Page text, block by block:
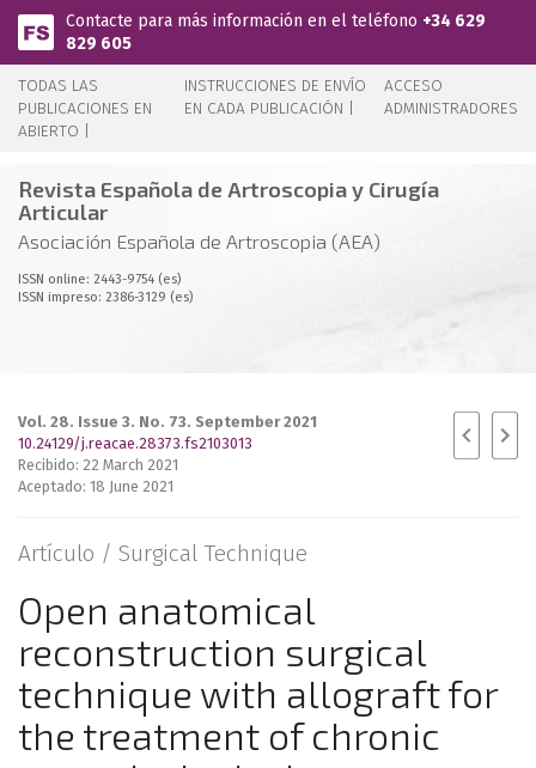
Pasar al contenido principal
Contacte para más información en el teléfono +34 629
829 605
TODAS LAS
PUBLICACIONES EN
ABIERTO |
INSTRUCCIONES DE ENVÍO
EN CADA PUBLICACIÓN |
ACCESO
ADMINISTRADORES
Revista Española de Artroscopia y Cirugía
Articular
Asociación Española de Artroscopia (AEA)
ISSN online: 2443-9754 (es)
ISSN impreso: 2386-3129 (es)
Vol. 28. Issue 3. No. 73. September 2021
10.24129/j.reacae.28373.fs2103013
Recibido: 22 March 2021
Aceptado: 18 June 2021
Artículo / Surgical Technique
Open anatomical
reconstruction surgical
technique with allograft for
the treatment of chronic